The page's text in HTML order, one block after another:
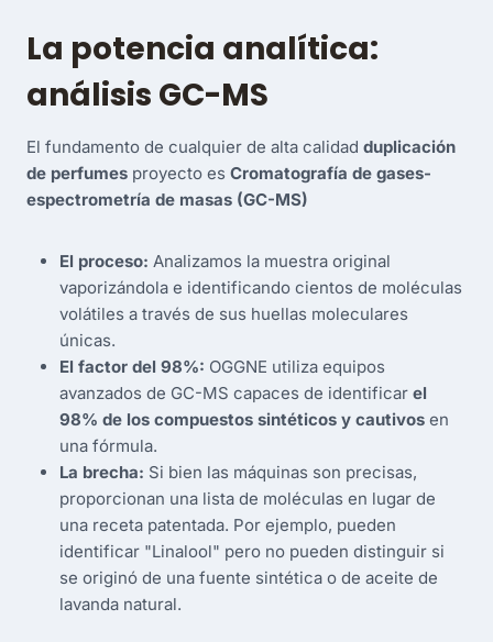
La potencia analítica:
análisis GC-MS
El fundamento de cualquier de alta calidad duplicación
de perfumes proyecto es Cromatografía de gases-
espectrometría de masas (GC-MS)
El proceso: Analizamos la muestra original
vaporizándola e identificando cientos de moléculas
volátiles a través de sus huellas moleculares
únicas.
El factor del 98%: OGGNE utiliza equipos
avanzados de GC-MS capaces de identificar el
98% de los compuestos sintéticos y cautivos en
una fórmula.
La brecha: Si bien las máquinas son precisas,
proporcionan una lista de moléculas en lugar de
una receta patentada. Por ejemplo, pueden
identificar "Linalool" pero no pueden distinguir si
se originó de una fuente sintética o de aceite de
lavanda natural.